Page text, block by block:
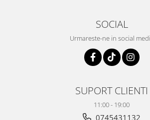
SOCIAL
Urmareste-ne in social
SUPORT CLIENTI
11:00 - 19:00
0745431132